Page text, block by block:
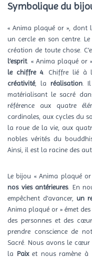
Symbolique du
« Anima plaqué or », dont
un cercle en son centre. Le
création de toute chose.
l’esprit. « Anima plaqué or
le chiffre 4. Chiffre lié
créativité, la réalisation. Il
matérialisant le sacré
référence aux quatre
cardinales, aux cycles du
la roue de la vie, aux
nobles vérités du
Ainsi, il est la racine des
Le bijou « Anima plaqué
nos vies antérieures. En
empêchent d’avancer, un
Anima plaqué or » émet des
des personnes et des
prendre conscience de
Sacré. Nous avons le
la Paixet nous ramène à